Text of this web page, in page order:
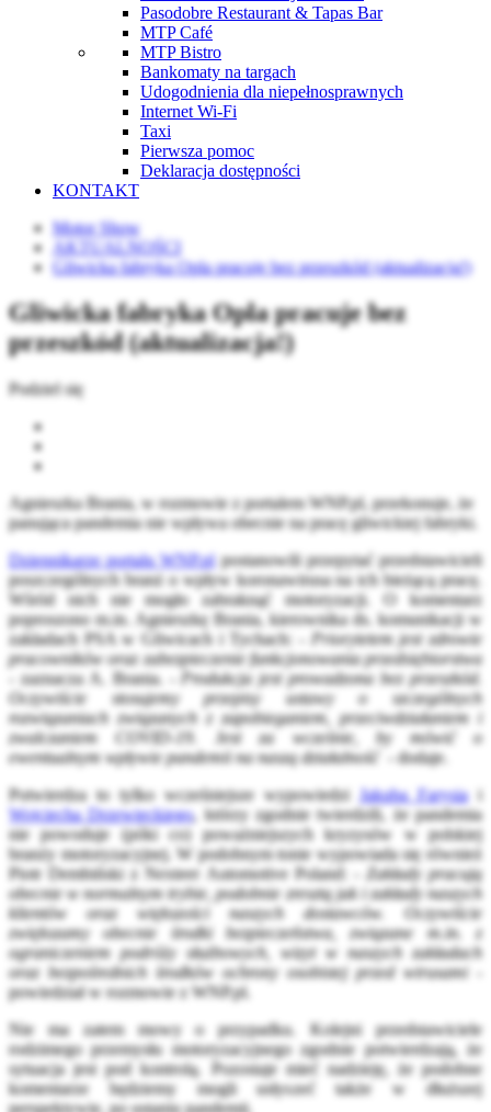
Pasodobre Restaurant & Tapas Bar
MTP Café
MTP Bistro
Bankomaty na targach
Udogodnienia dla niepełnosprawnych
Internet Wi-Fi
Taxi
Pierwsza pomoc
Deklaracja dostępności
KONTAKT
Motor Show
AKTUALNOŚCI
Gliwicka fabryka Opla pracuje bez przeszkód (aktualizacja!)
Gliwicka fabryka Opla pracuje bez
przeszkód (aktualizacja!)
Podziel się
Agnieszka Brania, w rozmowie z portalem WNP.pl, przekonuje, że
panująca pandemia nie wpływa obecnie na pracę gliwickiej fabryki.
Dziennikarze portalu WNP.plpostanowili przepytać przedstawicieli
poszczególnych branż o wpływ koronawirusa na ich bieżącą pracę.
Wśród nich nie mogło zabraknąć motoryzacji. O komentarz
poproszono m.in. Agnieszkę Brania, kierownika ds. komunikacji w
zakładach PSA w Gliwicach i Tychach: -
Priorytetem jest zdrowie
pracowników oraz zabezpieczenie funkcjonowania przedsiębiorstwa
- zaznacza A. Brania. -
Produkcja jest prowadzona bez przeszkód.
Oczywiście stosujemy przepisy ustawy o szczególnych
rozwiązaniach związanych z zapobieganiem, przeciwdziałaniem i
zwalczaniem COVID-19. Jest za wcześnie, by mówić o
ewentualnym wpływie pandemii na naszą działalność
- dodaje.
Potwierdza to tylko wcześniejsze wypowiedzi Jakuba Farysiai
Wojciecha Drzewieckiego, którzy zgodnie twierdzili, że pandemia
nie powoduje (póki co) poważniejszych kryzysów w polskiej
branży motoryzacyjnej. W podobnym tonie wypowiada się również
Piotr Dembiński z Nexteer Automotive Poland: - Zakłady pracują
obecnie w normalnym trybie, podobnie zresztą jak i zakłady naszych
klientów oraz większości naszych dostawców. Oczywiście
zwiększamy obecnie środki bezpieczeństwa, związane m.in. z
ograniczeniem podróży służbowych, wizyt w naszych zakładach
oraz bezpośrednich środków ochrony osobistej przed wirusami
powiedział w rozmowie z WNP.pl.
Nie ma zatem mowy o przypadku. Kolejni przedstawiciele
rodzimego przemysłu motoryzacyjnego zgodnie potwierdzają, że
sytuacja jest pod kontrolą. Pozostaje mieć nadzieję, że podobne
komentarze będziemy mogli usłyszeć także w dłuższej